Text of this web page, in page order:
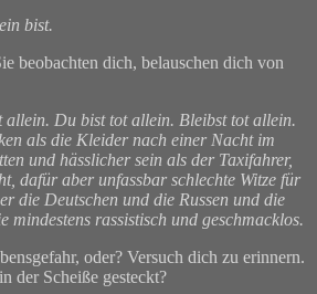
bist.
beobachten dich, belauschen dich von
Du bist tot allein. Bleibst tot allein.
als die Kleider nach einer Nacht im
und hässlicher sein als der Taxifahrer,
dafür aber unfassbar schlechte Witze für
die Deutschen und die Russen und die
mindestens rassistisch und geschmacklos.
oder? Versuch dich zu erinnern.
der Scheiße gesteckt?